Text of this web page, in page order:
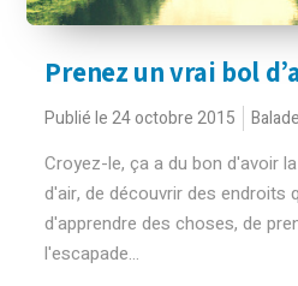
Prenez un vrai bol
Publié le 24 octobre 2015
Croyez-le, ça a du bon d'avoir
d'air, de découvrir des endroits
d'apprendre des choses, de
l'escapade...